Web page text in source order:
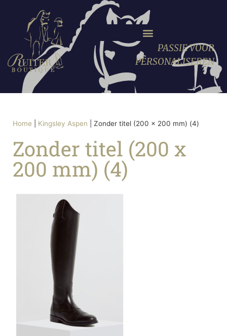
PASSIE VOOR
PERSONALISEREN
Home Kingsley Aspen Zonder titel (200 x 200 mm) (4)
Zonder titel (200 x
200 mm) (4)